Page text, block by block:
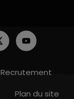
Recrutement
Plan du site